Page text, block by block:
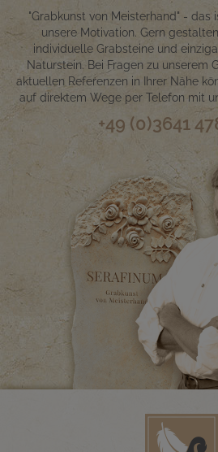
"Grabkunst von Meisterhand" - das
unsere Motivation. Gern
individuelle Grabsteine und
Naturstein. Bei Fragen zu unserem
aktuellen Referenzen in Ihrer Nähe
auf direktem Wege per Telefon mit
+49 (0)3641